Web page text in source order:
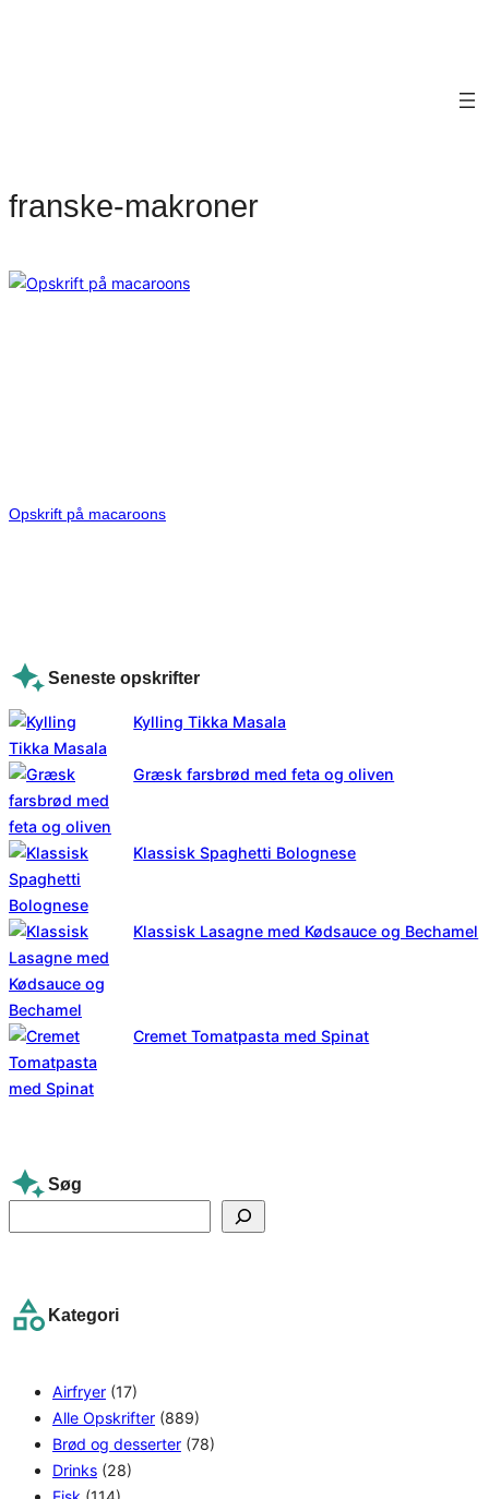
franske-makroner
Opskrift på macaroons
Seneste opskrifter
Kylling Tikka Masala
Græsk farsbrød med feta og oliven
Klassisk Spaghetti Bolognese
Klassisk Lasagne med Kødsauce og Bechamel
Cremet Tomatpasta med Spinat
Søg
e
c
Kategori
Airfryer (17)
Alle Opskrifter (889)
Brød og desserter (78)
Drinks (28)